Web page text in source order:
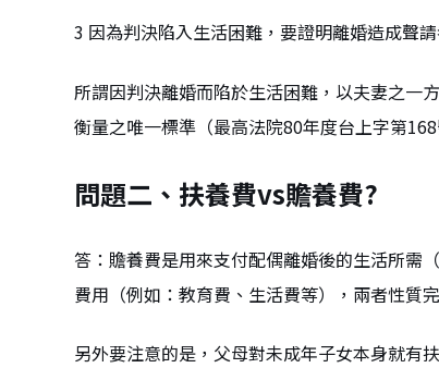
3 因為判決陷入生活困難，要證明離婚造成聲
所謂因判決離婚而陷於生活困難，以夫妻之一
衡量之唯一標準（最高法院80年度台上字第
問題二、扶養費vs贍養費?
答：贍養費是用來支付配偶離婚後的生活所需
費用（例如：教育費、生活費等），兩者性質
另外要注意的是，父母對未成年子女本身就有